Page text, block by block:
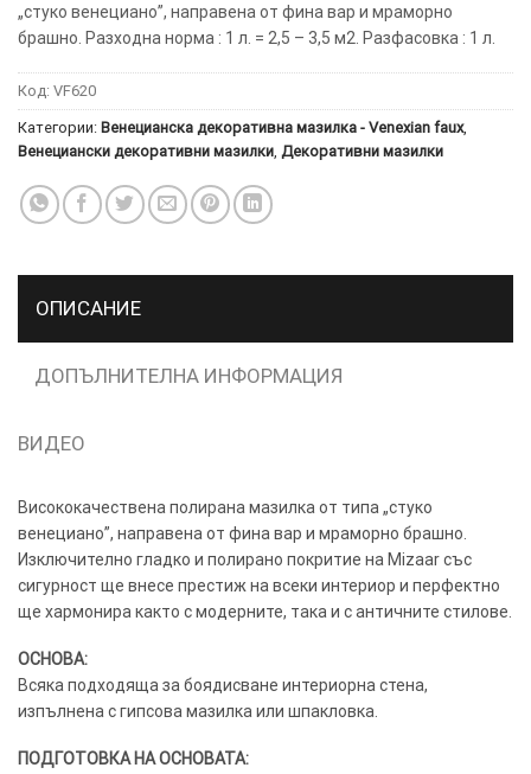
„стуко венециано”, направена от фина вар и мраморно
брашно. Разходна норма : 1 л. = 2,5 – 3,5 м2. Разфасовка : 1 л.
Код: VF620
Категории: Венецианска декоративна мазилка - Venexian faux,
Венециански декоративни мазилки, Декоративни мазилки
ОПИСАНИЕ
ДОПЪЛНИТЕЛНА ИНФОРМАЦИЯ
ВИДЕО
Висококачествена полирана мазилка от типа „стуко
венециано”, направена от фина вар и мраморно брашно.
Изключително гладко и полирано покритие на Mizaar със
сигурност ще внесе престиж на всеки интериор и перфектно
ще хармонира както с модерните, така и с античните стилове.
ОСНОВА:
Всяка подходяща за боядисване интериорна стена,
изпълнена с гипсова мазилка или шпакловка.
ПОДГОТОВКА НА ОСНОВАТА:
× ТОЗИ
САЙТ
БИСКВИТКИ.
ПОВЕЧЕ
ИНФОРМАЦИЯ
МОЖЕТЕ
ТУК.
ОПЦИИ
Google